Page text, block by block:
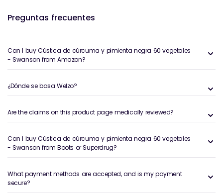
Preguntas frecuentes
Can I buy Cústica de cúrcuma y pimienta negra 60 vegetales
- Swanson from Amazon?
¿Dónde se basa Welzo?
Are the claims on this product page medically reviewed?
Can I buy Cústica de cúrcuma y pimienta negra 60 vegetales
- Swanson from Boots or Superdrug?
What payment methods are accepted, and is my payment
secure?